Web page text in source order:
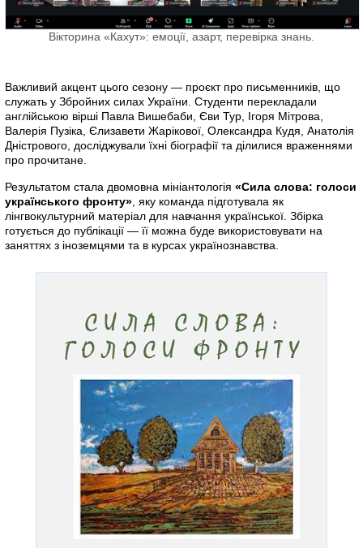
Вікторина «Кахут»: емоції, азарт, перевірка знань.
Важливий акцент цього сезону — проєкт про письменників, що
служать у Збройних силах України. Студенти перекладали
англійською вірші Павла Вишебаби, Єви Тур, Ігоря Мітрова,
Валерія Пузіка, Єлизавети Жарікової, Олександра Кудя, Анатолія
Дністрового, досліджували їхні біографії та ділилися враженнями
про прочитане.
Результатом стала двомовна мініантологія «Сила слова: голоси
українського фронту» , яку команда підготувала як
лінгвокультурний матеріал для навчання української. Збірка
готується до публікації — її можна буде використовувати на
заняттях з іноземцями та в курсах українознавства.